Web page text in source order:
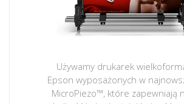
Używamy drukarek
Epson wyposażonych w
MicroPiezo™, które zapewniają